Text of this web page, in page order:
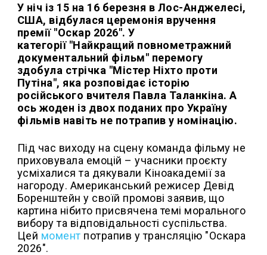
У ніч із 15 на 16 березня в Лос-Анджелесі,
США, відбулася церемонія вручення
премії "Оскар 2026". У
категорії "Найкращий повнометражний
документальний фільм" перемогу
здобула стрічка "Містер Ніхто проти
Путіна", яка розповідає історію
російського вчителя Павла Таланкіна. А
ось жоден із двох поданих про Україну
фільмів навіть не потрапив у номінацію.
Під час виходу на сцену команда фільму не
приховувала емоцій – учасники проєкту
усміхалися та дякували Кіноакадемії за
нагороду. Американський режисер Девід
Боренштейн у своїй промові заявив, що
картина нібито присвячена темі морального
вибору та відповідальності суспільства.
Цей момент потрапив у трансляцію "Оскара
2026".